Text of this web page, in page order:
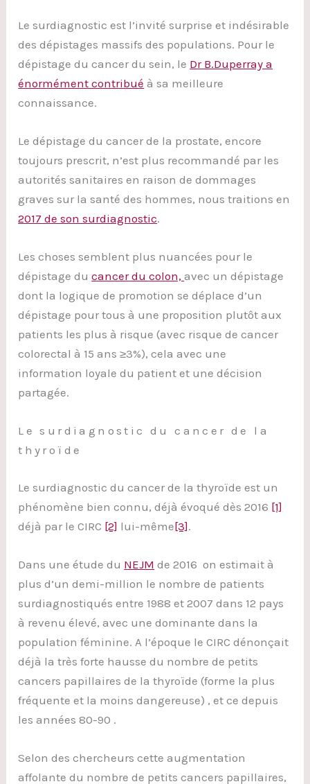
Le surdiagnostic est l’invité surprise et indésirable
des dépistages massifs des populations. Pour le
dépistage du cancer du sein, le Dr B.Duperray a
énormément contribué à sa meilleure
connaissance.
Le dépistage du cancer de la prostate, encore
toujours prescrit, n’est plus recommandé par les
autorités sanitaires en raison de dommages
graves sur la santé des hommes, nous traitions en
2017 de son surdiagnostic.
Les choses semblent plus nuancées pour le
dépistage ducancer du colon,avec un dépistage
dont la logique de promotion se déplace d’un
dépistage pour tous à une proposition plutôt aux
patients les plus à risque (avec risque de cancer
colorectal à 15 ans ≥3%), cela avec une
information loyale du patient et une décision
partagée.
Le surdiagnostic du cancer de la
thyroïde
Le surdiagnostic du cancer de la thyroïde est un
phénomène bien connu, déjà évoqué dès 2016 [1]
déjà par le CIRC [2] lui-même[3].
Dans une étude du NEJM de 2016 on estimait à
plus d’un demi-million le nombre de patients
surdiagnostiqués entre 1988 et 2007 dans 12 pays
à revenu élevé, avec une dominante dans la
population féminine. A l’époque le CIRC dénonçait
déjà la très forte hausse du nombre de petits
cancers papillaires de la thyroïde (forme la plus
fréquente et la moins dangereuse) , et ce depuis
les années 80-90 .
Selon des chercheurs cette augmentation
affolante du nombre de petits cancers papillaires,